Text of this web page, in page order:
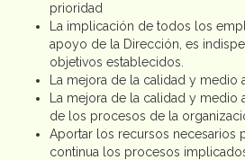
prioridad
La implicación de todos los
apoyo de la Dirección, es
objetivos establecidos.
La mejora de la calidad y medio
La mejora de la calidad y medio
de los procesos de la
Aportar los recursos necesarios
continua los procesos